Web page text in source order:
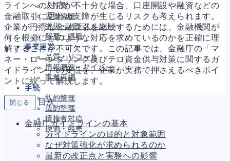
人件費
労働問題
労災・ハラスメント
解雇・退職
事業運営
品質・リコール
情報漏洩・サイバー
事業再編
手続
私的整理
法的整理
債権者対応
換価・競売
ラインへの対応が不十分な場合、口座開設や融資などの
金融取引に思わぬ支障が生じるリスクも考えられます。
企業が円滑な金融取引を継続するためには、金融機関が
何を根拠にどのような対応を求めているのかを正確に理
解することが不可欠です。この記事では、金融庁の「マ
ネー・ローンダリング及びテロ資金供与対策に関するガ
イドライン」の要点を、企業が実務で押さえるべきポイ
ントに絞って解説します。
閉じる 目次
金融庁ガイドラインの基本
ガイドラインの目的と対象範囲
なぜ対策強化が求められるのか
最新の改正点と実務への影響